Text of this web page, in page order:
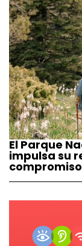
El Parque
impulsa su